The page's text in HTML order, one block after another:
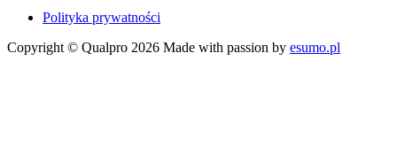
Polityka prywatności
Copyright © Qualpro 2026 Made with passion by esumo.pl